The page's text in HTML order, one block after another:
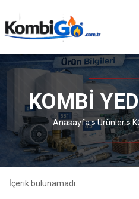
KOMBİ
Anasayfa»Ürünler»
İçerik bulunamadı.